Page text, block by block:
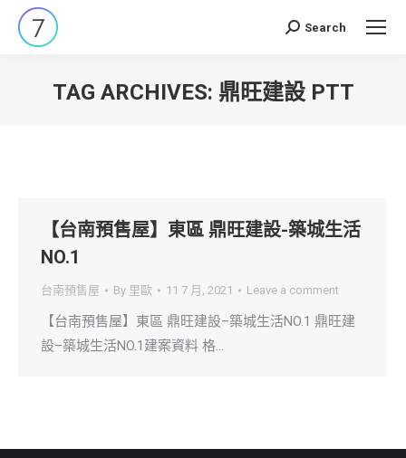
Search:
Search
TAG ARCHIVES: 鼎旺建設 PTT
【台南預售屋】東區 鼎旺建設-築城生活
NO.1
台南預售屋 By 里歐 11 7 月, 2021 Leave a comment
【台南預售屋】東區 鼎旺建設–築城生活NO.1 鼎旺建
設–築城生活NO.1建案資料 格…